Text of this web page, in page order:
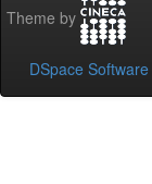
Theme by
DSpace Software